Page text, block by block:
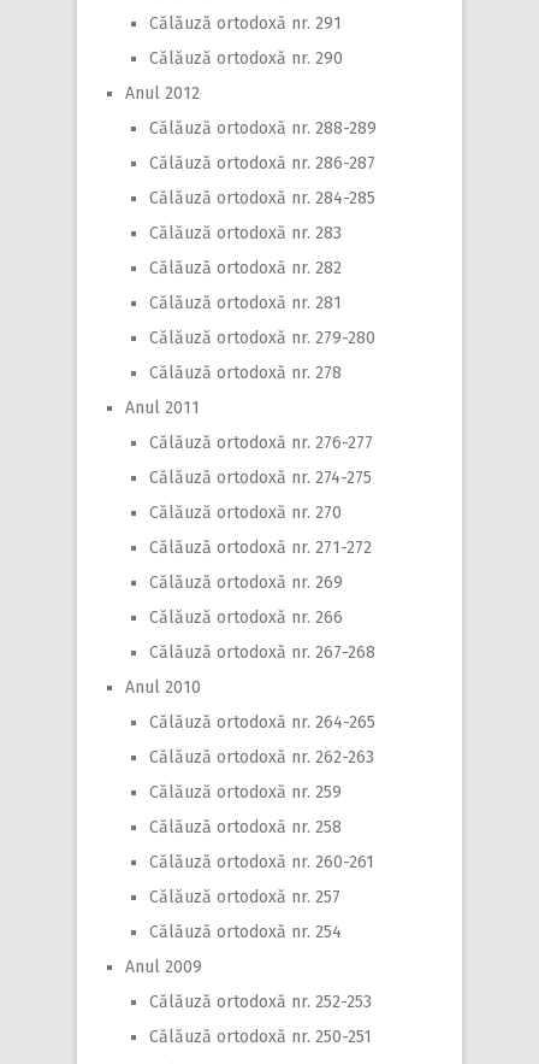
Călăuză ortodoxă nr. 291
Călăuză ortodoxă nr. 290
Anul 2012
Călăuză ortodoxă nr. 288-289
Călăuză ortodoxă nr. 286-287
Călăuză ortodoxă nr. 284-285
Călăuză ortodoxă nr. 283
Călăuză ortodoxă nr. 282
Călăuză ortodoxă nr. 281
Călăuză ortodoxă nr. 279-280
Călăuză ortodoxă nr. 278
Anul 2011
Călăuză ortodoxă nr. 276-277
Călăuză ortodoxă nr. 274-275
Călăuză ortodoxă nr. 270
Călăuză ortodoxă nr. 271-272
Călăuză ortodoxă nr. 269
Călăuză ortodoxă nr. 266
Călăuză ortodoxă nr. 267-268
Anul 2010
Călăuză ortodoxă nr. 264-265
Călăuză ortodoxă nr. 262-263
Călăuză ortodoxă nr. 259
Călăuză ortodoxă nr. 258
Călăuză ortodoxă nr. 260-261
Călăuză ortodoxă nr. 257
Călăuză ortodoxă nr. 254
Anul 2009
Călăuză ortodoxă nr. 252-253
Călăuză ortodoxă nr. 250-251